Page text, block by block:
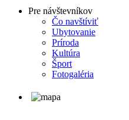
Pre návštevníkov
Čo navštíviť
Ubytovanie
Príroda
Kultúra
Šport
Fotogaléria